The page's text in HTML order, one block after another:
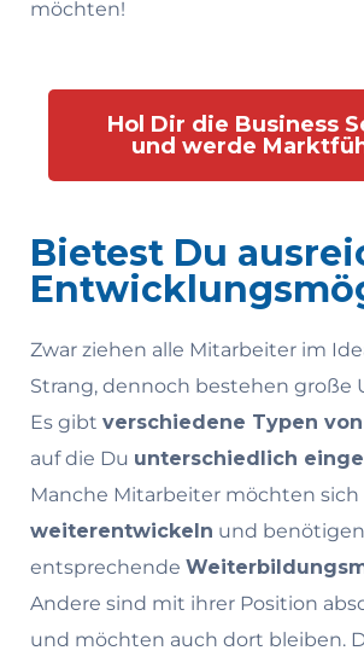
möchten!
Hol Dir die Business
und werde
Bietest Du
Zwar ziehen alle Mitarbeiter im
Strang, dennoch bestehen große
Es gibt verschiedene Typen
auf die Du unterschiedlich
Manche Mitarbeiter möchten sich
weiterentwickeln und
entsprechende
Andere sind mit ihrer Position
und möchten auch dort bleiben.